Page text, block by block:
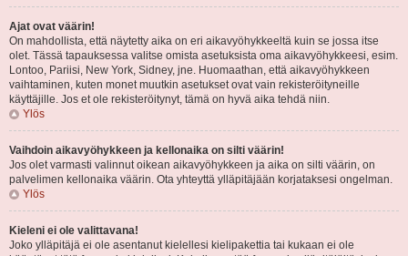
Ajat ovat väärin!
On mahdollista, että näytetty aika on eri aikavyöhykkeeltä kuin se jossa itse
olet. Tässä tapauksessa valitse omista asetuksista oma aikavyöhykkeesi, esim.
Lontoo, Pariisi, New York, Sidney, jne. Huomaathan, että aikavyöhykkeen
vaihtaminen, kuten monet muutkin asetukset ovat vain rekisteröityneille
käyttäjille. Jos et ole rekisteröitynyt, tämä on hyvä aika tehdä niin.
Ylös
Vaihdoin aikavyöhykkeen ja kellonaika on silti väärin!
Jos olet varmasti valinnut oikean aikavyöhykkeen ja aika on silti väärin, on
palvelimen kellonaika väärin. Ota yhteyttä ylläpitäjään korjataksesi ongelman.
Ylös
Kieleni ei ole valittavana!
Joko ylläpitäjä ei ole asentanut kielellesi kielipakettia tai kukaan ei ole